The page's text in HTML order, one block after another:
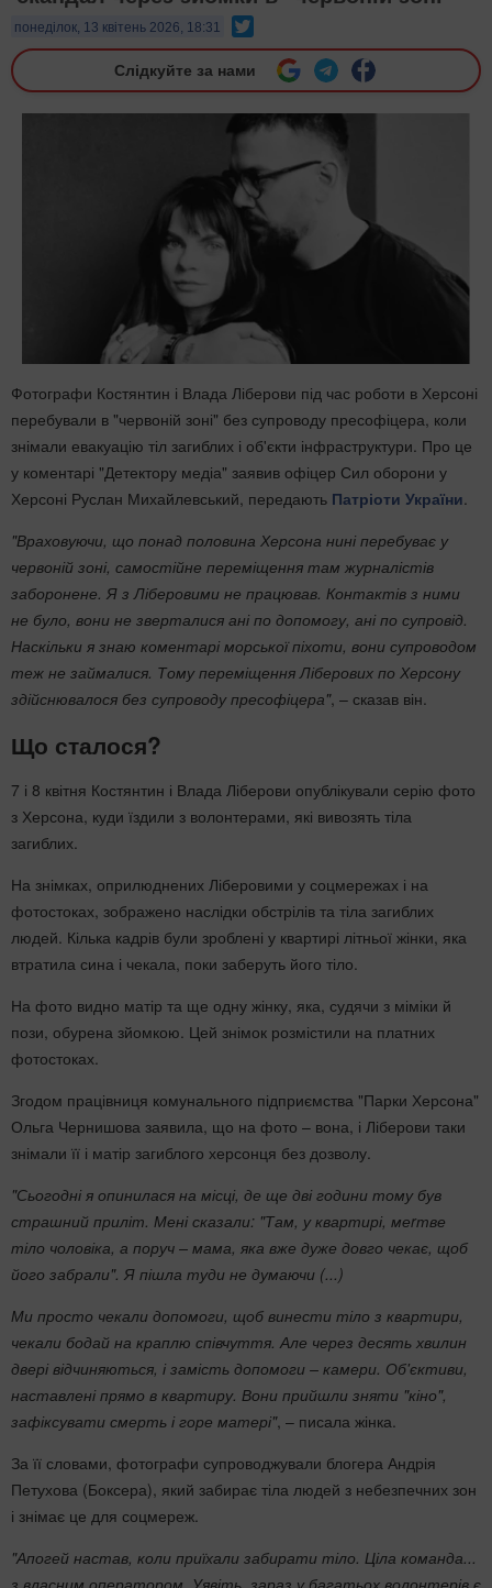
понеділок, 13 квітень 2026, 18:31
Слідкуйте за нами
Фотографи Костянтин і Влада Ліберови під час роботи в Херсоні
перебували в "червоній зоні" без супроводу пресофіцера, коли
знімали евакуацію тіл загиблих і об'єкти інфраструктури. Про це
у коментарі "Детектору медіа" заявив офіцер Сил оборони у
Херсоні Руслан Михайлевський, передають Патріоти України.
"Враховуючи, що понад половина Херсона нині перебуває у
червоній зоні, самостійне переміщення там журналістів
заборонене. Я з Ліберовими не працював. Контактів з ними
не було, вони не зверталися ані по допомогу, ані по супровід.
Наскільки я знаю коментарі морської піхоти, вони супроводом
теж не займалися. Тому переміщення Ліберових по Херсону
здійснювалося без супроводу пресофіцера", – сказав він.
Що сталося?
7 і 8 квітня Костянтин і Влада Ліберови опублікували серію фото
з Херсона, куди їздили з волонтерами, які вивозять тіла
загиблих.
На знімках, оприлюднених Ліберовими у соцмережах і на
фотостоках, зображено наслідки обстрілів та тіла загиблих
людей. Кілька кадрів були зроблені у квартирі літньої жінки, яка
втратила сина і чекала, поки заберуть його тіло.
На фото видно матір та ще одну жінку, яка, судячи з міміки й
пози, обурена зйомкою. Цей знімок розмістили на платних
фотостоках.
Згодом працівниця комунального підприємства "Парки Херсона"
Ольга Чернишова заявила, що на фото – вона, і Ліберови таки
знімали її і матір загиблого херсонця без дозволу.
"Сьогодні я опинилася на місці, де ще дві години тому був
страшний приліт. Мені сказали: "Там, у квартирі, меrтве
тіло чоловіка, а поруч – мама, яка вже дуже довго чекає, щоб
його забрали". Я пішла туди не думаючи (...)
Ми просто чекали допомоги, щоб винести тіло з квартири,
чекали бодай на краплю співчуття. Але через десять хвилин
двері відчиняються, і замість допомоги – камери. Об'єктиви,
наставлені прямо в квартиру. Вони прийшли зняти "кіно",
зафіксувати смерть і горе матері", – писала жінка.
За її словами, фотографи супроводжували блогера Андрія
Петухова (Боксера), який забирає тіла людей з небезпечних зон
і знімає це для соцмереж.
"Апогей настав, коли приїхали забирати тіло. Ціла команда...